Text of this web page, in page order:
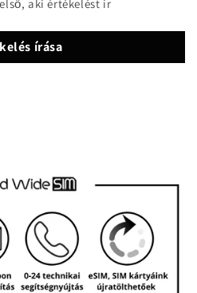
aki értékelést ír
írása